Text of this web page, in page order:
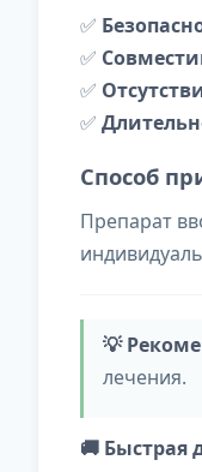
✅
✅
✅
✅
Способ
Препарат
💡
лечения.
🚚 Быстрая